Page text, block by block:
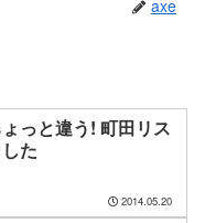
axe
っと違う! 町田リス
た
2014.05.20